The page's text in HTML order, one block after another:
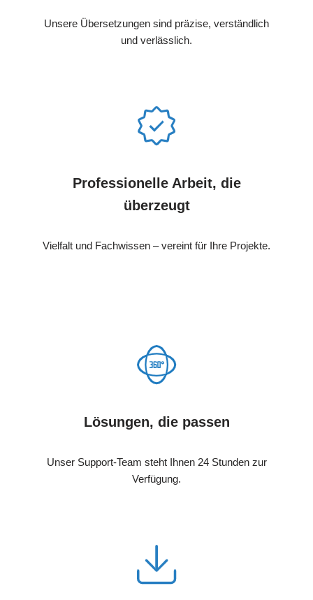
Unsere Übersetzungen sind präzise, verständlich
und verlässlich.
Professionelle Arbeit, die
überzeugt
Vielfalt und Fachwissen – vereint für Ihre Projekte.
Lösungen, die passen
Unser Support-Team steht Ihnen 24 Stunden zur
Verfügung.